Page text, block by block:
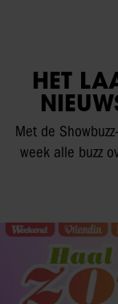
HET
Met de
week alle buzz